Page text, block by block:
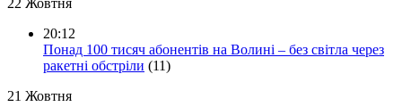
22 Жовтня
20:12
Понад 100 тисяч абонентів на Волині – без світла через
ракетні обстріли (11)
21 Жовтня